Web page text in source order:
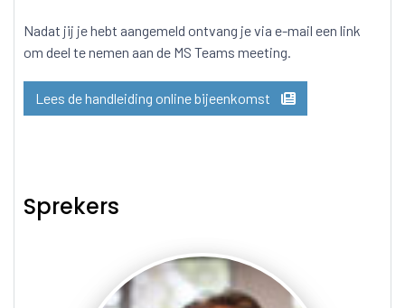
Nadat jij je hebt aangemeld ontvang je via e-mail een link
om deel te nemen aan de MS Teams meeting.
Lees de handleiding online bijeenkomst
Sprekers